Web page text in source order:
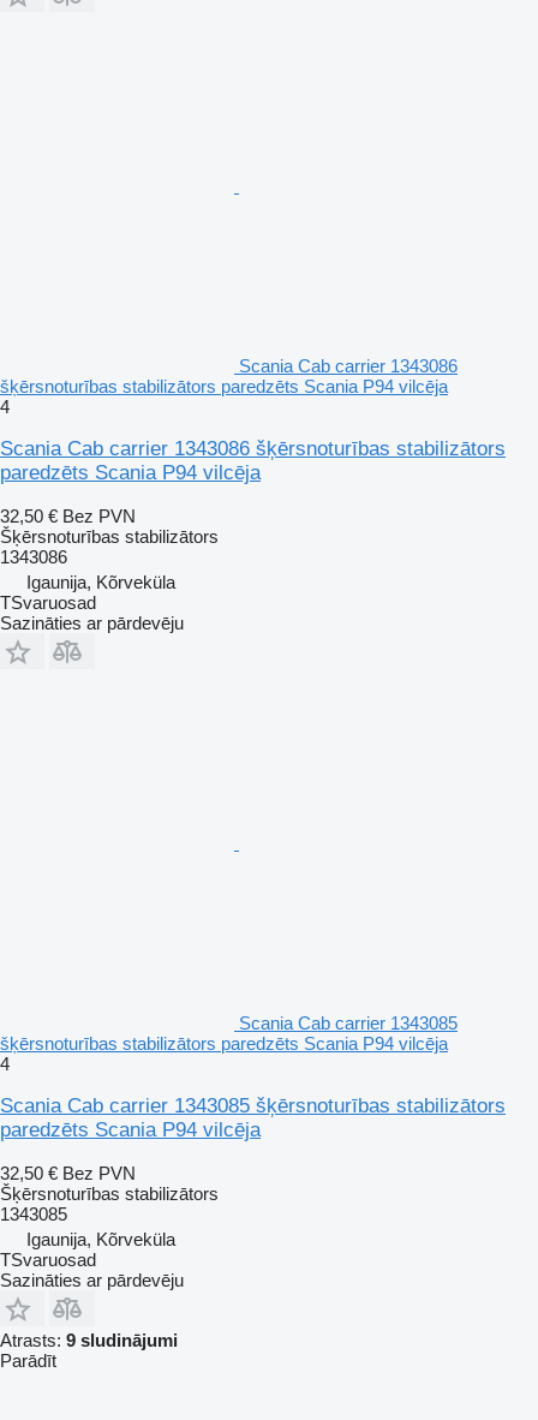
Scania Cab carrier 1343086
šķērsnoturības stabilizātors paredzēts Scania P94 vilcēja
4
Scania Cab carrier 1343086 šķērsnoturības stabilizātors
paredzēts Scania P94 vilcēja
32,50 € Bez PVN
Šķērsnoturības stabilizātors
1343086
Igaunija, Kõrveküla
TSvaruosad
Sazināties ar pārdevēju
Scania Cab carrier 1343085
šķērsnoturības stabilizātors paredzēts Scania P94 vilcēja
4
Scania Cab carrier 1343085 šķērsnoturības stabilizātors
paredzēts Scania P94 vilcēja
32,50 € Bez PVN
Šķērsnoturības stabilizātors
1343085
Igaunija, Kõrveküla
TSvaruosad
Sazināties ar pārdevēju
Atrasts: 9 sludinājumi
Parādīt